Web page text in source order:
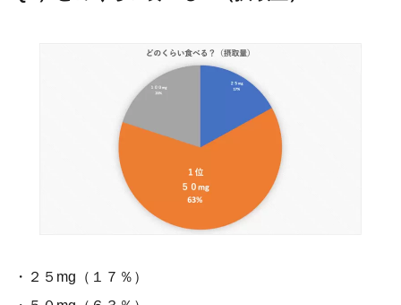
・２５mg（１７％）